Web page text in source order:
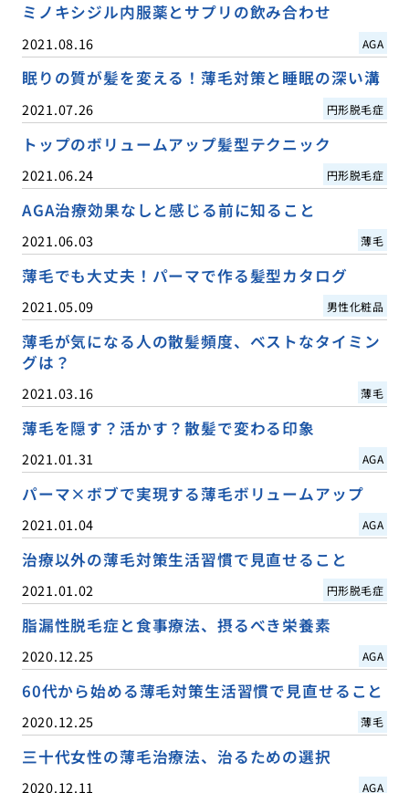
ミノキシジル内服薬とサプリの飲み合わせ
2021.08.16 AGA
眠りの質が髪を変える！薄毛対策と睡眠の深い溝
2021.07.26 円形脱毛症
トップのボリュームアップ髪型テクニック
2021.06.24 円形脱毛症
AGA治療効果なしと感じる前に知ること
2021.06.03 薄毛
薄毛でも大丈夫！パーマで作る髪型カタログ
2021.05.09 男性化粧品
薄毛が気になる人の散髪頻度、ベストなタイミン
グは？
2021.03.16 薄毛
薄毛を隠す？活かす？散髪で変わる印象
2021.01.31 AGA
パーマ×ボブで実現する薄毛ボリュームアップ
2021.01.04 AGA
治療以外の薄毛対策生活習慣で見直せること
2021.01.02 円形脱毛症
脂漏性脱毛症と食事療法、摂るべき栄養素
2020.12.25 AGA
60代から始める薄毛対策生活習慣で見直せること
2020.12.25 薄毛
三十代女性の薄毛治療法、治るための選択
2020.12.11 AGA